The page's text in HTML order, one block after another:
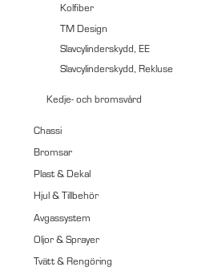
Kolfiber
TM Design
Slavcylinderskydd, EE
Slavcylinderskydd, Rekluse
Kedje- och bromsvård
Chassi
Bromsar
Plast & Dekal
Hjul & Tillbehör
Avgassystem
Oljor & Sprayer
Tvätt & Rengöring